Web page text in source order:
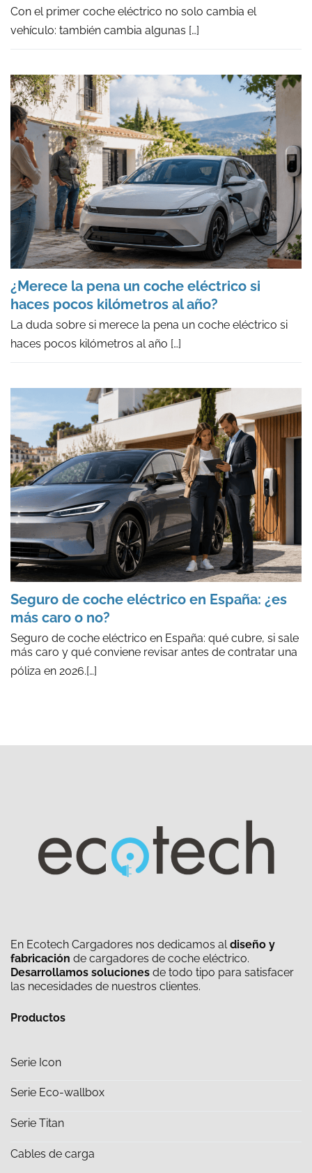
Con el primer coche eléctrico no solo cambia el
vehículo: también cambia algunas […]
¿Merece la pena un coche eléctrico si
haces pocos kilómetros al año?
La duda sobre si merece la pena un coche eléctrico si
haces pocos kilómetros al año […]
Seguro de coche eléctrico en España: ¿es
más caro o no?
Seguro de coche eléctrico en España: qué cubre, si sale
más caro y qué conviene revisar antes de contratar una
póliza en 2026.[…]
En Ecotech Cargadores nos dedicamos aldiseño y
fabricación de cargadores de coche eléctrico.
Desarrollamos soluciones de todo tipo para satisfacer
las necesidades de nuestros clientes.
Productos
Serie Icon
Serie Eco-wallbox
Serie Titan
Cables de carga